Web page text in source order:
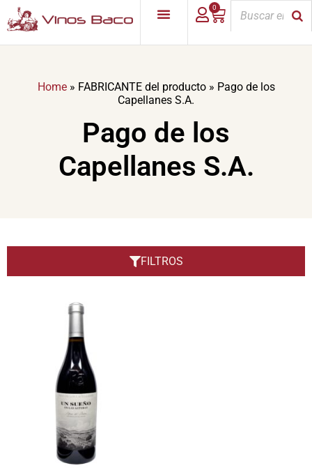
0
Home» FABRICANTE del producto» Pago de los
Capellanes S.A.
Pago de los
Capellanes S.A.
FILTROS